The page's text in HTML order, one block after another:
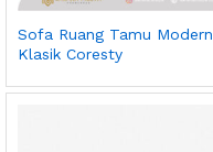
Sofa Ruang Tamu Modern
Klasik Coresty